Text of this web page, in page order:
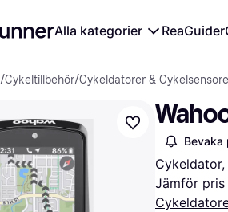
Alla kategorier ReaGuider
/Cykeltillbehör/Cykeldatorer &
Bevaka
Cykeldator,
Jämför pris